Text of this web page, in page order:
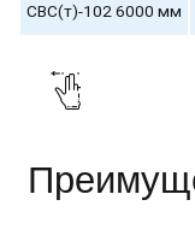
СВС(т)-102 6000 мм